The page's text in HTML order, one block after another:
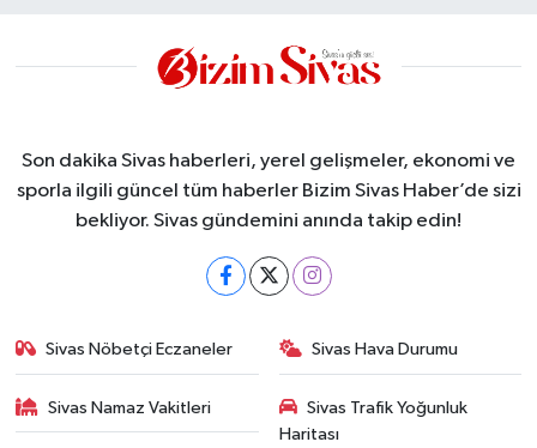
Son dakika Sivas haberleri, yerel gelişmeler, ekonomi ve
sporla ilgili güncel tüm haberler Bizim Sivas Haber’de sizi
bekliyor. Sivas gündemini anında takip edin!
Sivas Nöbetçi Eczaneler Sivas Hava Durumu
Sivas Namaz Vakitleri
Sivas Trafik Yoğunluk
Haritası